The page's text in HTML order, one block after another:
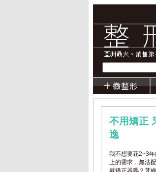
不用矯正
逸
我不想要花2~3
上的需求，無法
戴矯正器嗎？牙